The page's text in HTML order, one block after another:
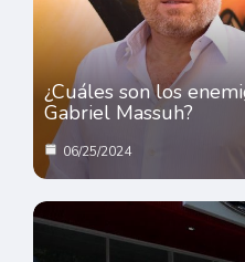
¿Cuáles son los
Gabriel Massuh?
06/25/2024